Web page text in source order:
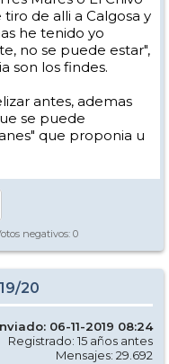
de alli a Calgosa y
he tenido yo
no se puede estar",
son los findes.
antes, ademas
se puede
que proponia u
negativos: 0
20
06-11-2019 08:24
Registrado: 15 años antes
Mensajes: 29.692